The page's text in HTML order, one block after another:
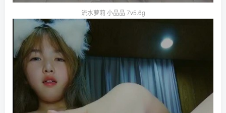
流水萝莉 小晶晶 7v5.6g